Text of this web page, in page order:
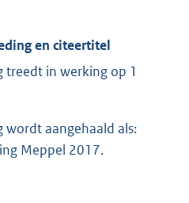
en citeertitel
treedt in werking op 1
wordt aangehaald als:
Meppel 2017.